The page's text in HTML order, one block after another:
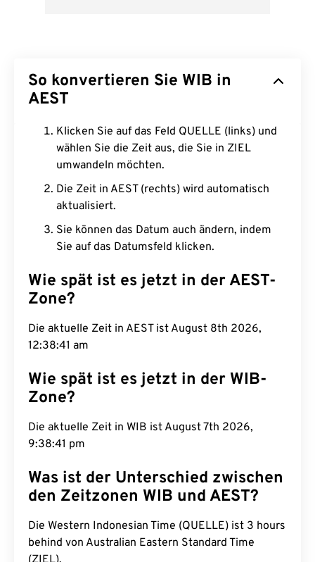
So konvertieren Sie WIB in
AEST
Klicken Sie auf das Feld QUELLE (links) und
wählen Sie die Zeit aus, die Sie in ZIEL
umwandeln möchten.
Die Zeit in AEST (rechts) wird automatisch
aktualisiert.
Sie können das Datum auch ändern, indem
Sie auf das Datumsfeld klicken.
Wie spät ist es jetzt in der AEST-
Zone?
Die aktuelle Zeit in AEST ist August 8th 2026,
12:38:42 am
Wie spät ist es jetzt in der WIB-
Zone?
Die aktuelle Zeit in WIB ist August 7th 2026,
9:38:42 pm
Was ist der Unterschied zwischen
den Zeitzonen WIB und AEST?
Die Western Indonesian Time (QUELLE) ist 3 hours
behind von Australian Eastern Standard Time